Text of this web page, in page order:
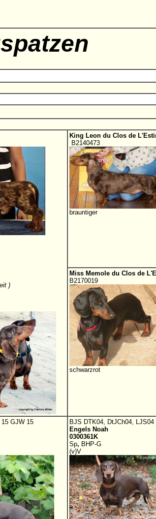
)
King Leon du Clos de
B2140473
brauntiger
Miss Memole du Clos de
B2170019
schwarzrot
GJW 15
BJS DTK04, DtJCh04, LJS04
Engels Noah
0300361K
Sp, BHP-G
(v)V